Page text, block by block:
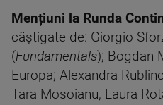
Mențiuni la Runda
câștigate de: Giorgio
(Fundamentals); Bogdan
Europa; Alexandra
Tara Mosoianu, Laura